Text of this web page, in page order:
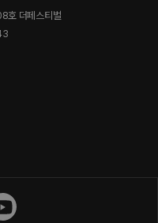
호 더페스티벌
벌 페이스북
더페스티벌 유튜브